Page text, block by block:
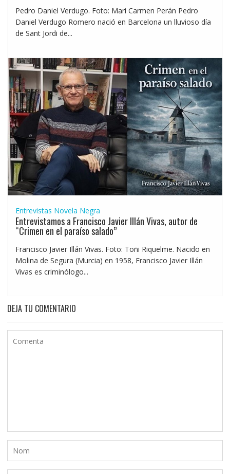
Pedro Daniel Verdugo. Foto: Mari Carmen Perán Pedro
Daniel Verdugo Romero nació en Barcelona un lluvioso día
de Sant Jordi de...
Entrevistas Novela Negra
Entrevistamos a Francisco Javier Illán Vivas, autor de
“Crimen en el paraíso salado”
Francisco Javier Illán Vivas. Foto: Toñi Riquelme. Nacido en
Molina de Segura (Murcia) en 1958, Francisco Javier Illán
Vivas es criminólogo...
DEJA TU COMENTARIO